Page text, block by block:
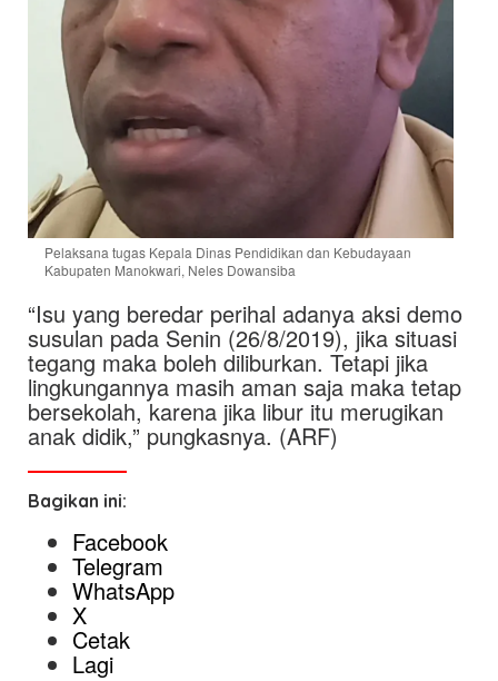
Pelaksana tugas Kepala Dinas Pendidikan dan Kebudayaan
Kabupaten Manokwari, Neles Dowansiba
“Isu yang beredar perihal adanya aksi demo
susulan pada Senin (26/8/2019), jika situasi
tegang maka boleh diliburkan. Tetapi jika
lingkungannya masih aman saja maka tetap
bersekolah, karena jika libur itu merugikan
anak didik,” pungkasnya. (ARF)
Bagikan ini:
Facebook
Telegram
WhatsApp
X
Cetak
Lagi